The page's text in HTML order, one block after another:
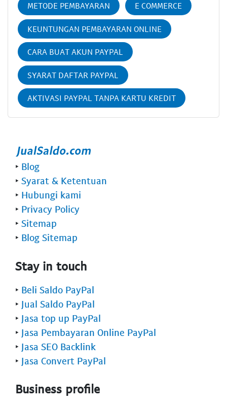
METODE PEMBAYARAN E COMMERCE
KEUNTUNGAN PEMBAYARAN ONLINE
CARA BUAT AKUN PAYPAL
SYARAT DAFTAR PAYPAL
AKTIVASI PAYPAL TANPA KARTU KREDIT
‣ Blog
‣ Syarat & Ketentuan
‣ Hubungi kami
‣ Privacy Policy
‣ Sitemap
‣ Blog Sitemap
Stay in touch
‣ Beli Saldo PayPal
‣ Jual Saldo PayPal
‣ Jasa top up PayPal
‣ Jasa Pembayaran Online PayPal
‣ Jasa SEO Backlink
‣ Jasa Convert PayPal
Business profile